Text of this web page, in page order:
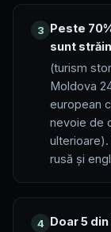
3 Peste
sunt
(turism
Moldova
european
nevoie de
ulterioare).
rusă și
4 Doar 5